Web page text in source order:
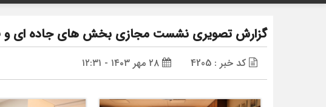
گزارش تصویری نشست مجازی بخش های جاده ای و
کد خبر : 4205